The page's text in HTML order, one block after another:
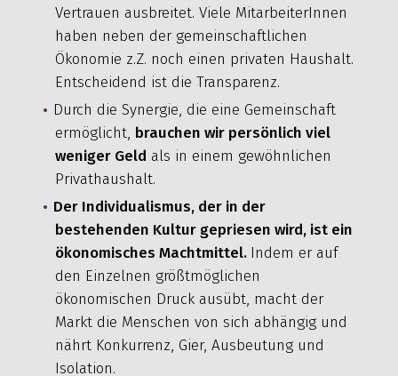
Vertrauen ausbreitet. Viele MitarbeiterInnen
haben neben der gemeinschaftlichen
Ökonomie z.Z. noch einen privaten Haushalt.
Entscheidend ist die Transparenz.
Durch die Synergie, die eine Gemeinschaft
ermöglicht, brauchen wir persönlich viel
weniger Geld als in einem gewöhnlichen
Privathaushalt.
Der Individualismus, der in der
bestehenden Kultur gepriesen wird, ist ein
ökonomisches Machtmittel. Indem er auf
den Einzelnen größtmöglichen
ökonomischen Druck ausübt, macht der
Markt die Menschen von sich abhängig und
nährt Konkurrenz, Gier, Ausbeutung und
Isolation.